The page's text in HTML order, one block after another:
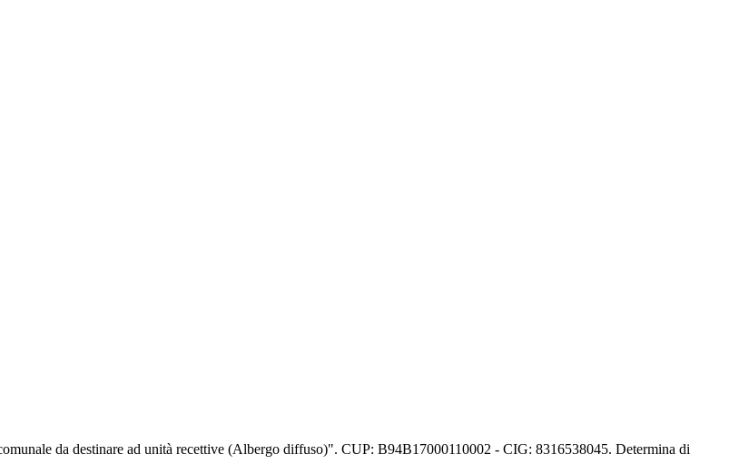
da destinare ad unità recettive (Albergo diffuso)". CUP: B94B17000110002 - CIG: 8316538045. Determina di